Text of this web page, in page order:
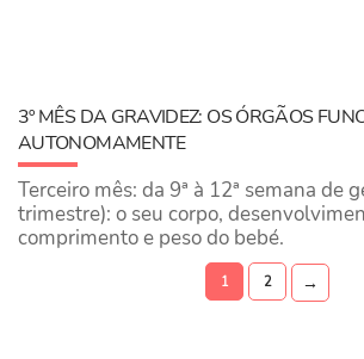
3º MÊS DA GRAVIDEZ: OS ÓRGÃOS
AUTONOMAMENTE
Terceiro mês: da 9ª à 12ª semana de
trimestre): o seu corpo,
comprimento e peso do bebé.
1 2 →